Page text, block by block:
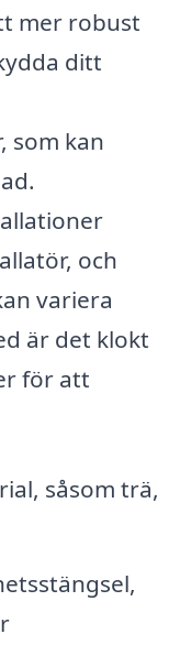
mer robust
ditt
som kan
och
variera
är det klokt
för att
såsom trä,